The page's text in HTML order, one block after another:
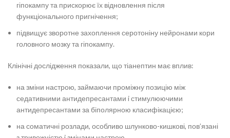
гіпокампу та прискорює їх відновлення після
функціонального пригнічення;
підвищує зворотне захоплення серотоніну нейронами кори
головного мозку та гіпокампу.
Клінічні дослідження показали, що тіанептин має вплив:
на зміни настрою, займаючи проміжну позицію між
седативними антидепресантами i стимулюючими
антидепресантами за біполярною класифікацією;
на соматичні розлади, особливо шлунково-кишкові, пов’язані